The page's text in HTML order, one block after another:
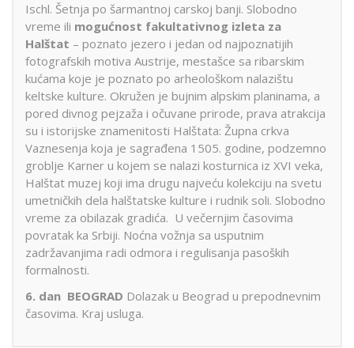
Ischl. Šetnja po šarmantnoj carskoj banji. Slobodno
vreme ili mogućnost fakultativnog izleta za
Halštat – poznato jezero i jedan od najpoznatijih
fotografskih motiva Austrije, mestašce sa ribarskim
kućama koje je poznato po arheološkom nalazištu
keltske kulture. Okružen je bujnim alpskim planinama, a
pored divnog pejzaža i očuvane prirode, prava atrakcija
su i istorijske znamenitosti Halštata: Župna crkva
Vaznesenja koja je sagrađena 1505. godine, podzemno
groblje Karner u kojem se nalazi kosturnica iz XVI veka,
Halštat muzej koji ima drugu najveću kolekciju na svetu
umetničkih dela halštatske kulture i rudnik soli. Slobodno
vreme za obilazak gradića. U večernjim časovima
povratak ka Srbiji. Noćna vožnja sa usputnim
zadržavanjima radi odmora i regulisanja pasoških
formalnosti.
6. dan BEOGRAD Dolazak u Beograd u prepodnevnim
časovima. Kraj usluga.